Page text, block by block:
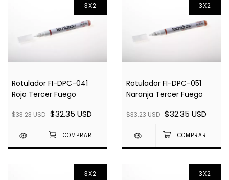
3X2
Rotulador FI-DPC-041
Rojo Tercer Fuego
$33.23 USD $32.35 USD
3X2
Rotulador FI-DPC-051
Naranja Tercer Fuego
$33.23 USD $32.35 USD
3X2 3X2